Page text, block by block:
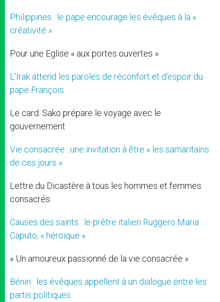
Philippines : le pape encourage les évêques à la «
créativité »
Pour une Eglise « aux portes ouvertes »
L’Irak attend les paroles de réconfort et d’espoir du
pape François
Le card. Sako prépare le voyage avec le
gouvernement
Vie consacrée : une invitation à être « les samaritains
de ces jours »
Lettre du Dicastère à tous les hommes et femmes
consacrés
Causes des saints : le prêtre italien Ruggero Maria
Caputo, « héroïque »
« Un amoureux passionné de la vie consacrée »
Bénin : les évêques appellent à un dialogue entre les
partis politiques